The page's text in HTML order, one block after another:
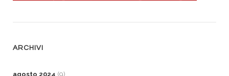
ARCHIVI
agosto 2024 (9)